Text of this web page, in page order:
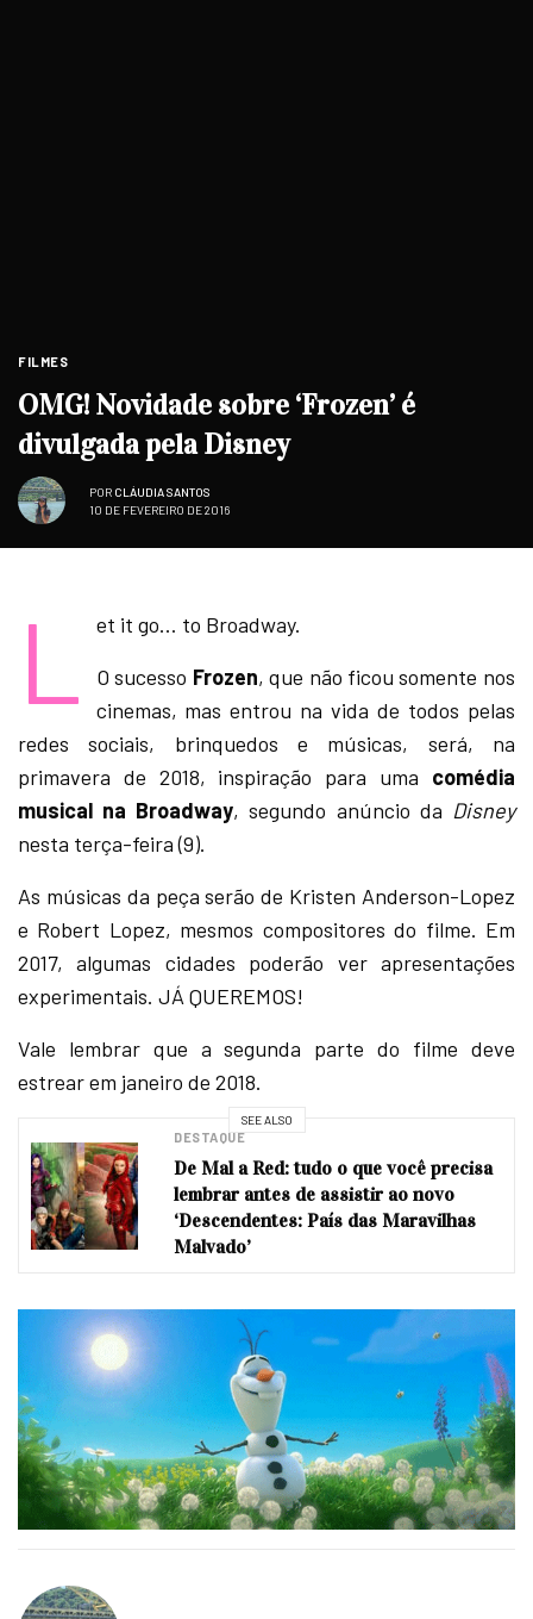
FILMES
OMG! Novidade sobre ‘Frozen’ é
divulgada pela Disney
POR CLÁUDIA SANTOS
10 DE FEVEREIRO DE 2016
L
et it go… to Broadway.
O sucesso Frozen, que não ficou somente nos
cinemas, mas entrou na vida de todos pelas
redes sociais, brinquedos e músicas, será, na
primavera de 2018, inspiração para uma comédia
musical na Broadway, segundo anúncio da Disney
nesta terça-feira (9).
As músicas da peça serão de Kristen Anderson-Lopez
e Robert Lopez, mesmos compositores do filme. Em
2017, algumas cidades poderão ver apresentações
experimentais. JÁ QUEREMOS!
Vale lembrar que a segunda parte do filme deve
estrear em janeiro de 2018.
SEE ALSO
DESTAQUE
De Mal a Red: tudo o que você precisa
lembrar antes de assistir ao novo
‘Descendentes: País das Maravilhas
Malvado’